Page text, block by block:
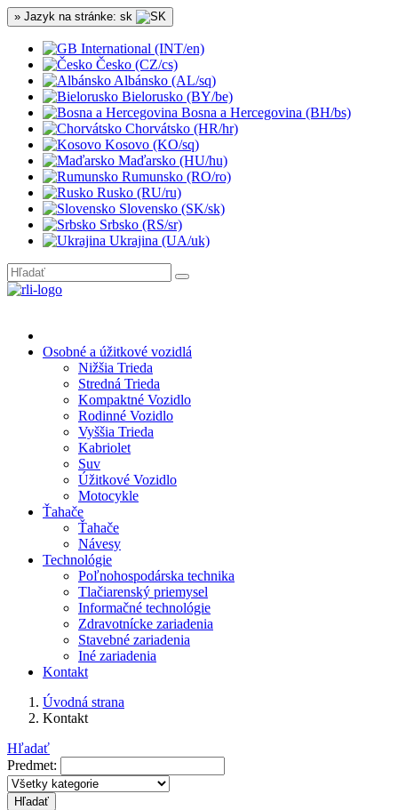
» Jazyk na stránke: sk
International (INT/en)
Česko (CZ/cs)
Albánsko (AL/sq)
Bielorusko (BY/be)
Bosna a Hercegovina (BH/bs)
Chorvátsko (HR/hr)
Kosovo (KO/sq)
Maďarsko (HU/hu)
Rumunsko (RO/ro)
Rusko (RU/ru)
Slovensko (SK/sk)
Srbsko (RS/sr)
Ukrajina (UA/uk)
Osobné a úžitkové vozidlá
Nižšia Trieda
Stredná Trieda
Kompaktné Vozidlo
Rodinné Vozidlo
Vyššia Trieda
Kabriolet
Suv
Úžitkové Vozidlo
Motocykle
Ťahače
Ťahače
Návesy
Technológie
Poľnohospodárska technika
Tlačiarenský priemysel
Informačné technológie
Zdravotnícke zariadenia
Stavebné zariadenia
Iné zariadenia
Kontakt
Úvodná strana
Kontakt
Hľadať
Predmet:
Hľadať